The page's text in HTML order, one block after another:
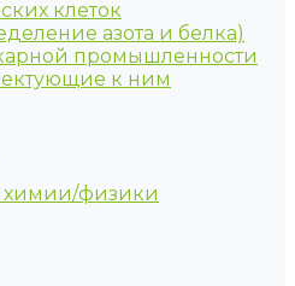
клеток
азота и белка)
промышленности
к ним
химии/физики